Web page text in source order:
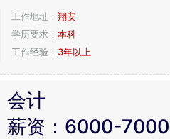
工作地址： 翔安
学历要求： 本科
工作经验： 3年以上
会计
薪资： 6000-7000